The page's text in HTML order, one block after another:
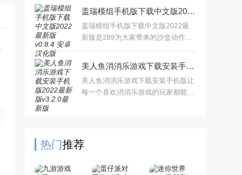
和冒险，参与到多种战斗中来，小老
弟剑无双免广告里面还包括
盖瑞模组手机版下载中文版2022最新版v0.8.4 安卓汉化版
盖瑞模组手机版下载中文版2022最
新版是289为大家带来的沙盒动作模
能够感受到更多的游戏玩法，你可以
充分发挥自己的想象力，解锁
美人鱼消消乐游戏下载安装手机版2022最新版v3.2.0最新版
美人鱼消消乐游戏下载安装手机版让
每一个喜欢消消乐游戏的玩家都能够
热门推荐